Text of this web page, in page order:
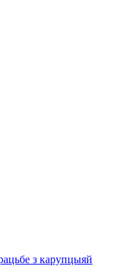
з карупцыяй